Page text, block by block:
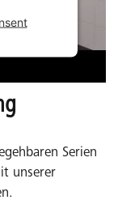
Serien
unserer